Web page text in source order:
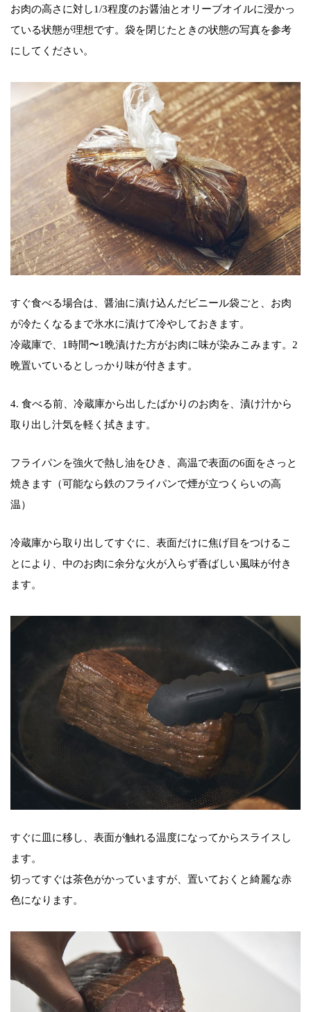
お肉の高さに対し1/3程度のお醤油とオリーブオイルに浸かっ
ている状態が理想です。袋を閉じたときの状態の写真を参考
にしてください。
すぐ食べる場合は、醤油に漬け込んだビニール袋ごと、お肉
が冷たくなるまで氷水に漬けて冷やしておきます。
冷蔵庫で、1時間〜1晩漬けた方がお肉に味が染みこみます。2
晩置いているとしっかり味が付きます。
4. 食べる前、冷蔵庫から出したばかりのお肉を、漬け汁から
取り出し汁気を軽く拭きます。
フライパンを強火で熱し油をひき、高温で表面の6面をさっと
焼きます（可能なら鉄のフライパンで煙が立つくらいの高
温）
冷蔵庫から取り出してすぐに、表面だけに焦げ目をつけるこ
とにより、中のお肉に余分な火が入らず香ばしい風味が付き
ます。
すぐに皿に移し、表面が触れる温度になってからスライスし
ます。
切ってすぐは茶色がかっていますが、置いておくと綺麗な赤
色になります。